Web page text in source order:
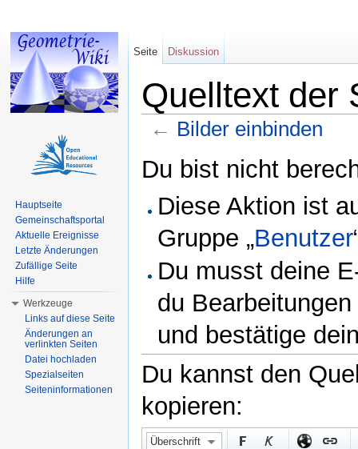
Quelltext der
← Bilder einbinden
Du bist nicht
Diese Aktion ist
Gruppe „Benutzer
Du musst deine
du
und bestätige
Du kannst den
kopieren:
Überschrift
Seite Diskussion
Hauptseite
Gemeinschaftsportal
Aktuelle Ereignisse
Letzte Änderungen
Zufällige Seite
Hilfe
Werkzeuge
Links auf diese Seite
Änderungen an
verlinkten Seiten
Datei hochladen
Spezialseiten
Seiteninformationen